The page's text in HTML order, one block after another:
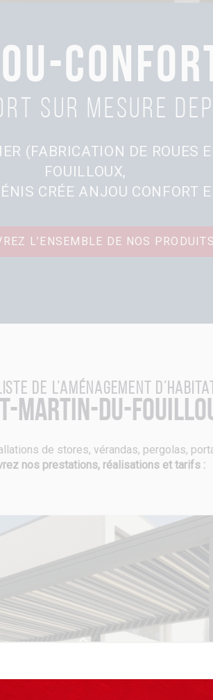
sur mesure
(FABRICATION DE
FOUILLOUX,
CRÉE ANJOU CONFORT
L’ENSEMBLE DE NOS PRODUITS
de l’aménagement d’habitat
Martin-du-
de stores, vérandas, pergolas,
nos prestations, réalisations et tarifs :
& VÉRANDAS